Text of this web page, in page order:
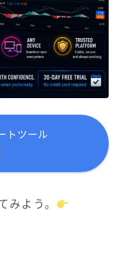
トツール
みよう。